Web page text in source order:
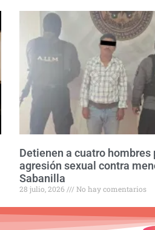
Detienen a cuatro hombres
agresión sexual contra
Sabanilla
28 julio, 2026 No hay comentarios